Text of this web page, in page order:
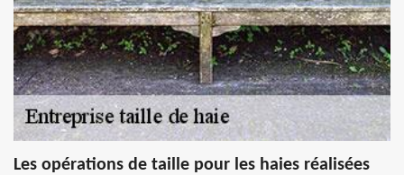
Les opérations de taille pour les haies réalisées